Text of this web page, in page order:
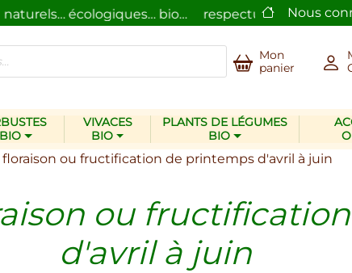
écologiques… bio… respectueux deNous
Mon
panier
BIO
VIVACES
BIO
PLANTS DE LÉGUMES
BIO
floraison ou fructification de printemps d'avril à juin
ou
d'avril à juin